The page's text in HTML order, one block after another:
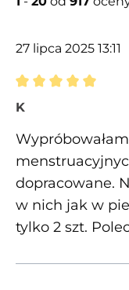
27 lipca 2025 13:11
Recenzja z
K
dopracowane.
w nich jak w
tylko 2 szt.